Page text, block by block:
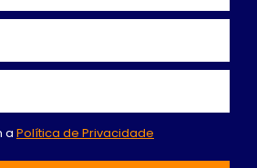
a Política de Privacidade